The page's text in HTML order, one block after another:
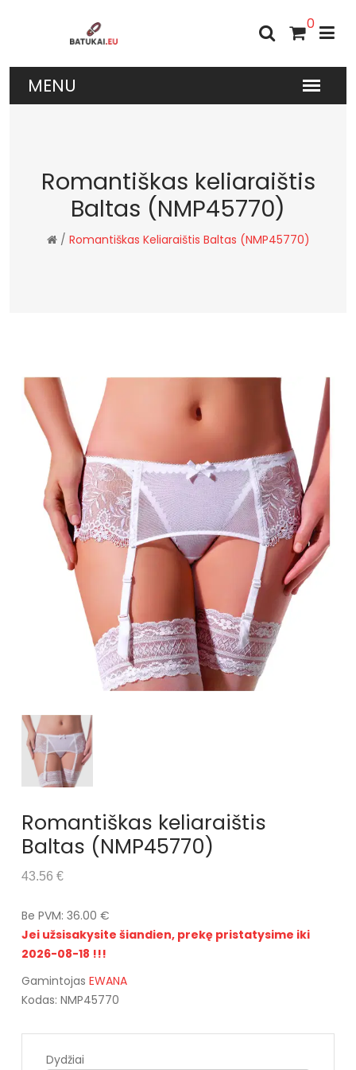
0
Romantiškas keliaraištis
Baltas (NMP45770)
/ Romantiškas Keliaraištis Baltas (NMP45770)
Romantiškas keliaraištis
Baltas (NMP45770)
43.56 €
Be PVM: 36.00 €
Jei užsisakysite šiandien, prekę pristatysime iki
2026-08-18 !!!
Gamintojas EWANA
Kodas: NMP45770
Dydžiai